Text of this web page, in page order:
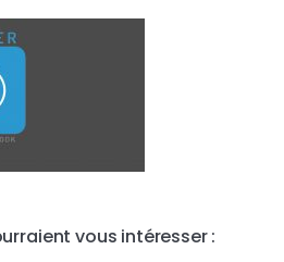
vous intéresser :